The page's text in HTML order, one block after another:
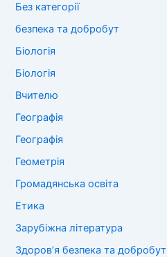
Без категорії
безпека та добробут
Біологія
Біологія
Вчителю
Географія
Географія
Геометрія
Громадянська освіта
Етика
Зарубіжна література
Здоров’я безпека та добробут